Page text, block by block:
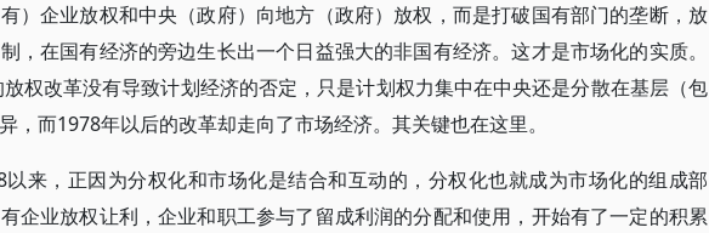
）企业放权和中央（政府）向地方（政府）放权，而是打破国有部门的垄断，放
，在国有经济的旁边生长出一个日益强大的非国有经济。这才是市场化的实质。
权改革没有导致计划经济的否定，只是计划权力集中在中央还是分散在基层（包
，而1978年以后的改革却走向了市场经济。其关键也在这里。
来，正因为分权化和市场化是结合和互动的，分权化也就成为市场化的组成部
企业放权让利，企业和职工参与了留成利润的分配和使用，开始有了一定的积累